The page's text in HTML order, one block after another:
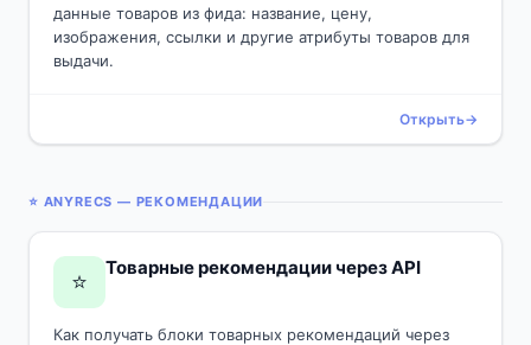
данные товаров из фида: название, цену,
изображения, ссылки и другие атрибуты товаров для
выдачи.
Открыть
⭐ ANYRECS — РЕКОМЕНДАЦИИ
⭐
Товарные рекомендации через API
Как получать блоки товарных рекомендаций через